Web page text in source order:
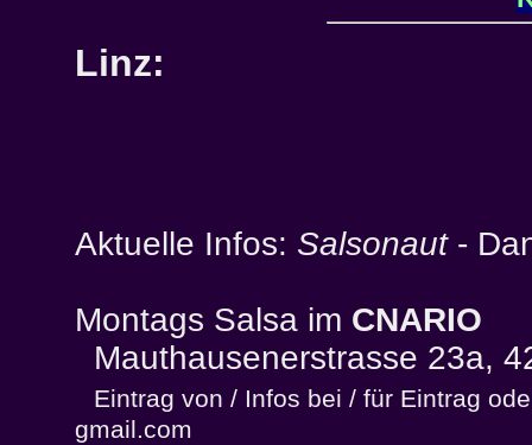
Linz:
Aktuelle Infos: Salsonaut-
Montags Salsa im CNARIO
Mauthausenerstrasse 23a,
Eintrag von / Infos bei / für Eintrag
gmail.com